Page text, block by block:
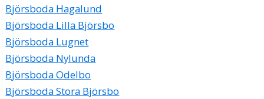
Björsboda Hagalund
Björsboda Lilla Björsbo
Björsboda Lugnet
Björsboda Nylunda
Björsboda Odelbo
Björsboda Stora Björsbo